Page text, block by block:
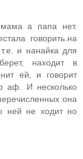
а папа нет.
говорить.на
и нанайка для
находит в
ей, и говорит
аф. И несколько
она
ней не ходит но